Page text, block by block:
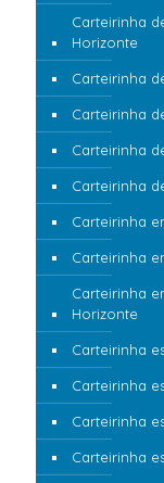
Carteirinha
Horizonte
Carteirinha
Carteirinha
Carteirinha
Carteirinha
Carteirinha
Carteirinha
Carteirinha
Horizonte
Carteirinha
Carteirinha
Carteirinha
Carteirinha